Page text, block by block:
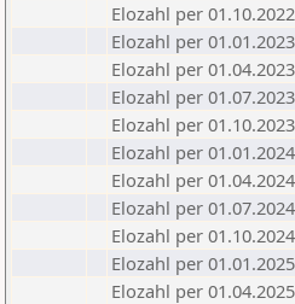
Elozahl per 01.10.2022
Elozahl per 01.01.2023
Elozahl per 01.04.2023
Elozahl per 01.07.2023
Elozahl per 01.10.2023
Elozahl per 01.01.2024
Elozahl per 01.04.2024
Elozahl per 01.07.2024
Elozahl per 01.10.2024
Elozahl per 01.01.2025
Elozahl per 01.04.2025